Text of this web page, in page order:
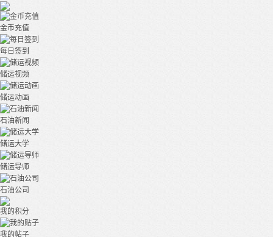
金币充值
每日签到
储运视频
储运动画
石油新闻
储运大学
储运导师
石油公司
我的积分
我的帖子